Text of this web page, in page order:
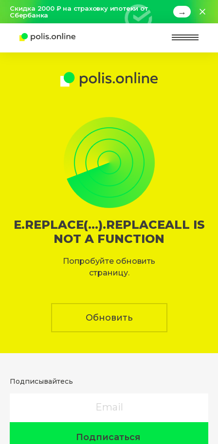
Скидка 2000 ₽ на страховку ипотеки от
Сбербанка
→
E.REPLACE(...).REPLACEALL IS
NOT A FUNCTION
Попробуйте обновить
страницу.
Обновить
Подписывайтесь
Подписаться